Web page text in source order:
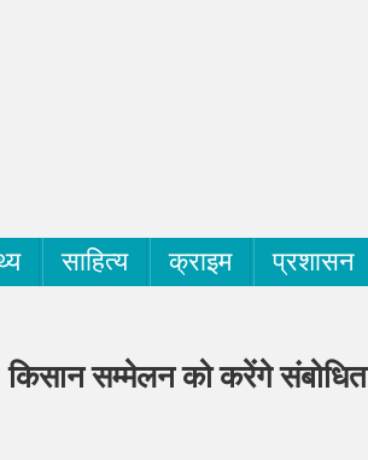
साहित्य क्राइम प्रशासन
सम्मेलन को करेंगे संबोधित